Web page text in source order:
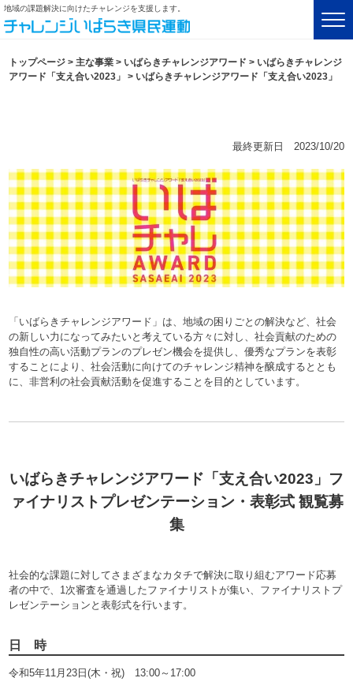
地域の課題解決に向けたチャレンジを支援します。
トップページ >主な事業 > いばらきチャレンジアワード > いばらきチャレンジ
アワード「支え合い2023」
> いばらきチャレンジアワード「支え合い2023」
最終更新日 2023/10/20
「いばらきチャレンジアワード」は、地域の困りごとの解決など、社会
の新しい力になってみたいと考えている方々に対し、社会貢献のための
独自性の高い活動プランのプレゼン機会を提供し、優秀なプランを表彰
することにより、社会活動に向けてのチャレンジ精神を醸成するととも
に、非営利の社会貢献活動を促進することを目的としています。
いばらきチャレンジアワード「支え合い2023」フ
ァイナリストプレゼンテーション・表彰式 観覧募
集
社会的な課題に対してさまざまなカタチで解決に取り組むアワード応募
者の中で、1次審査を通過したファイナリストが集い、ファイナリストプ
レゼンテーションと表彰式を行います。
日 時
令和5年11月23日(木・祝) 13:00～17:00